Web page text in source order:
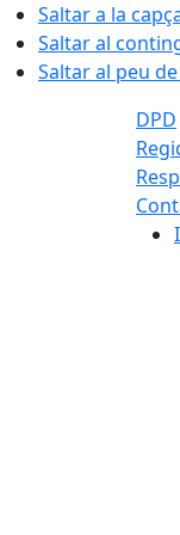
Saltar a la
Saltar al
Saltar al peu
DPD